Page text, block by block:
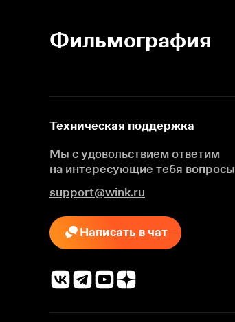
Фильмография
Техническая поддержка
Мы с удовольствием ответим
на интересующие тебя вопросы
support@wink.ru
Написать в чат